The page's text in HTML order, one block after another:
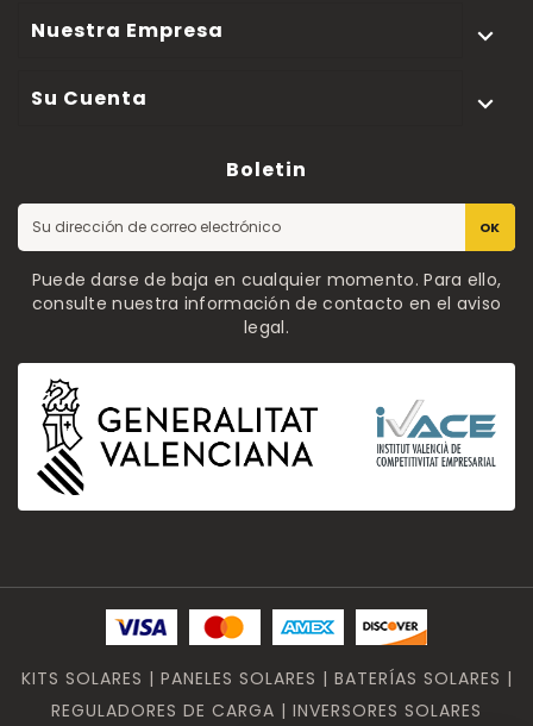
Nuestra Empresa 
Su Cuenta 
Boletin
OK
Puede darse de baja en cualquier momento. Para ello,
consulte nuestra información de contacto en el aviso
legal.
KITS SOLARES | PANELES SOLARES | BATERÍAS SOLARES |
REGULADORES DE CARGA | INVERSORES SOLARES